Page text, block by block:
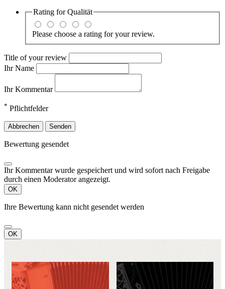
Rating forQualität
Please choose a rating for your review.
Title of your review
Ihr Name
Ihr Kommentar
* Pflichtfelder
Abbrechen Senden
Bewertung gesendet
Ihr Kommentar wurde gespeichert und wird sofort nach Freigabe
durch einen Moderator angezeigt.
OK
Ihre Bewertung kann nicht gesendet werden
OK